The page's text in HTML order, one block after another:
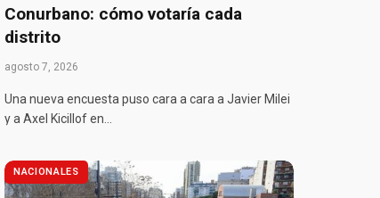
Conurbano: cómo votaría cada
distrito
agosto 7, 2026
Una nueva encuesta puso cara a cara a Javier Milei
y a Axel Kicillof en…
NACIONALES